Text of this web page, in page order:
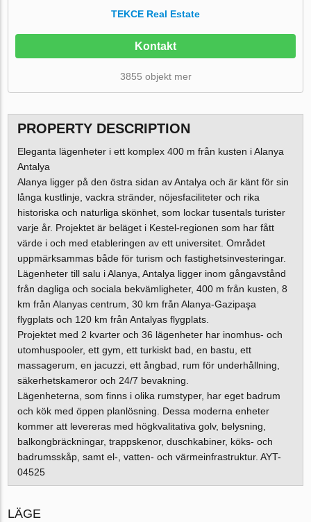
TEKCE Real Estate
Kontakt
3855 objekt mer
PROPERTY DESCRIPTION
Eleganta lägenheter i ett komplex 400 m från kusten i Alanya
Antalya
Alanya ligger på den östra sidan av Antalya och är känt för sin
långa kustlinje, vackra stränder, nöjesfaciliteter och rika
historiska och naturliga skönhet, som lockar tusentals turister
varje år. Projektet är beläget i Kestel-regionen som har fått
värde i och med etableringen av ett universitet. Området
uppmärksammas både för turism och fastighetsinvesteringar.
Lägenheter till salu i Alanya, Antalya ligger inom gångavstånd
från dagliga och sociala bekvämligheter, 400 m från kusten, 8
km från Alanyas centrum, 30 km från Alanya-Gazipaşa
flygplats och 120 km från Antalyas flygplats.
Projektet med 2 kvarter och 36 lägenheter har inomhus- och
utomhuspooler, ett gym, ett turkiskt bad, en bastu, ett
massagerum, en jacuzzi, ett ångbad, rum för underhållning,
säkerhetskameror och 24/7 bevakning.
Lägenheterna, som finns i olika rumstyper, har eget badrum
och kök med öppen planlösning. Dessa moderna enheter
kommer att levereras med högkvalitativa golv, belysning,
balkongbräckningar, trappskenor, duschkabiner, köks- och
badrumsskåp, samt el-, vatten- och värmeinfrastruktur. AYT-
04525
LÄGE